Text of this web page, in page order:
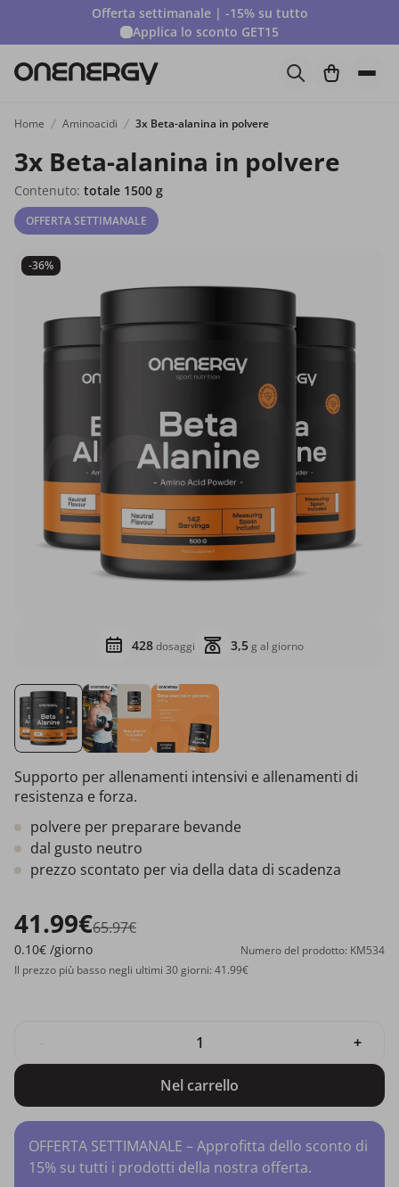
Offerta settimanale | -15% su tutto
Applica lo sconto GET15
Home Aminoacidi 3x Beta-alanina in polvere
3x Beta-alanina in polvere
Contenuto: totale 1500 g
OFFERTA SETTIMANALE
-36%
428dosaggi 3,5g al giorno
Supporto per allenamenti intensivi e allenamenti di
resistenza e forza.
polvere per preparare bevande
dal gusto neutro
prezzo scontato per via della data di scadenza
41.99€65.97€
0.10€ /giorno
Numero del prodotto: KM534
Il prezzo più basso negli ultimi 30 giorni: 41.99€
+
Nel carrello
OFFERTA SETTIMANALE – Approfitta dello sconto di
15% su tutti i prodotti della nostra offerta.